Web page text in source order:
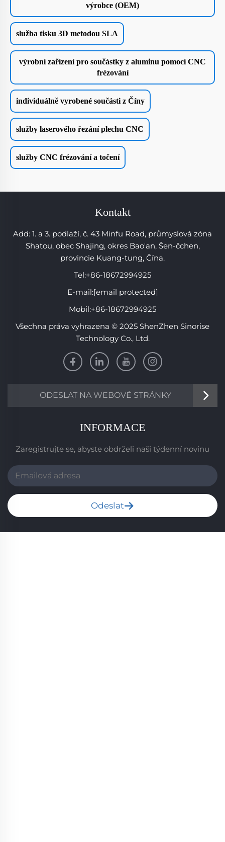
výrobce (OEM)
služba tisku 3D metodou SLA
výrobní zařízení pro součástky z aluminu pomocí CNC
frézování
individuálně vyrobené součásti z Číny
služby laserového řezání plechu CNC
služby CNC frézování a točení
Kontakt
Add: 1. a 3. podlaží, č. 43 Minfu Road, průmyslová zóna
Shatou, obec Shajing, okres Bao'an, Šen-čchen,
provincie Kuang-tung, Čína.
Tel:+86-18672994925
E-mail:[email protected]
Mobil:+86-18672994925
Všechna práva vyhrazena © 2025 ShenZhen Sinorise
Technology Co., Ltd.
ODESLAT NA WEBOVÉ STRÁNKY
INFORMACE
Zaregistrujte se, abyste obdrželi naši týdenní novinu
Odeslat